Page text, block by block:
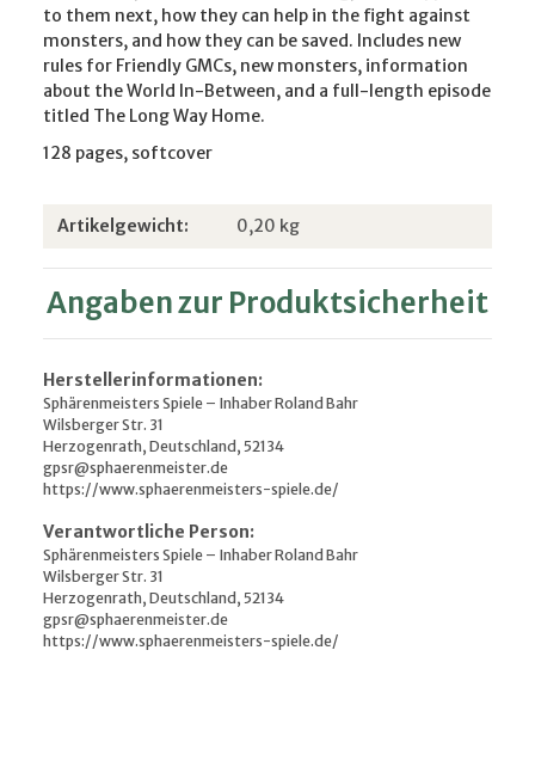
to them next, how they can help in the fight against
monsters, and how they can be saved. Includes new
rules for Friendly GMCs, new monsters, information
about the World In-Between, and a full-length episode
titled The Long Way Home.
128 pages, softcover
Produkteigenschaft
Wert
Artikelgewicht: 0,20 kg
Angaben zur Produktsicherheit
Herstellerinformationen:
Sphärenmeisters Spiele – Inhaber Roland Bahr
Wilsberger Str. 31
Herzogenrath, Deutschland, 52134
gpsr@sphaerenmeister.de
https://www.sphaerenmeisters-spiele.de/
Verantwortliche Person:
Sphärenmeisters Spiele – Inhaber Roland Bahr
Wilsberger Str. 31
Herzogenrath, Deutschland, 52134
gpsr@sphaerenmeister.de
https://www.sphaerenmeisters-spiele.de/